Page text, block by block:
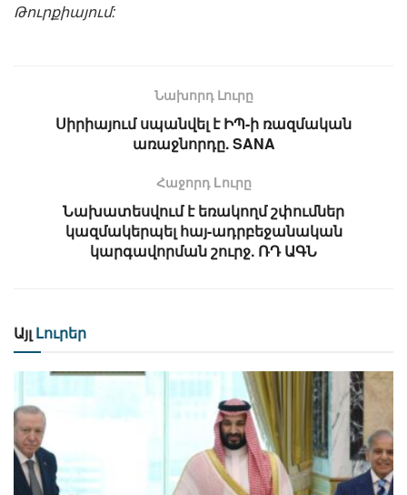
Թուրքիայում:
Նախորդ Լուրը
Սիրիայում սպանվել է ԻՊ-ի ռազմական
առաջնորդը. SANA
Հաջորդ Lուրը
Նախատեսվում է եռակողմ շփումներ
կազմակերպել հայ-ադրբեջանական
կարգավորման շուրջ. ՌԴ ԱԳՆ
Այլ Լուրեր